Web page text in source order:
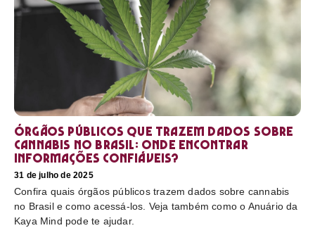
Órgãos públicos que trazem dados sobre
cannabis no Brasil: onde encontrar
informações confiáveis?
31 de julho de 2025
Confira quais órgãos públicos trazem dados sobre cannabis
no Brasil e como acessá-los. Veja também como o Anuário da
Kaya Mind pode te ajudar.